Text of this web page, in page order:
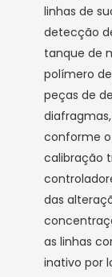
linhas de
detecção
tanque de
polímero
peças de
conforme
calibração
das
as linhas
inativo por